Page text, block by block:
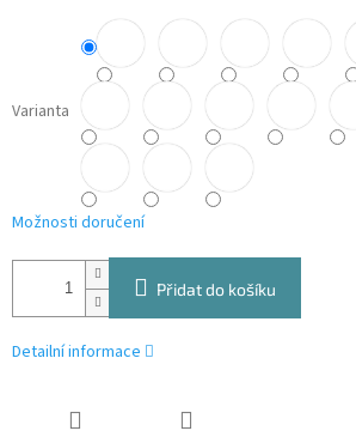
Varianta
Možnosti doručení
Přidat do košíku
Detailní informace